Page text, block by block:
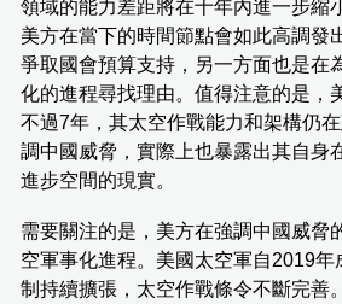
領域的能力差距將在十年內進一步縮
美方在當下的時間節點會如此高調發
爭取國會預算支持，另一方面也是在
化的進程尋找理由。值得注意的是，
不過7年，其太空作戰能力和架構仍
調中國威脅，實際上也暴露出其自身
進步空間的現實。
需要關注的是，美方在強調中國威脅
空軍事化進程。美國太空軍自2019
制持續擴張，太空作戰條令不斷完善